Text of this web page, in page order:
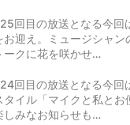
回目の放送となる今回
お迎え。ミュージシャン
ークに花を咲かせ…
回目の放送となる今回
タイル「マイクと私とお
しみなお知らせも…